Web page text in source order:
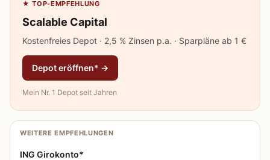
★ TOP-EMPFEHLUNG
Scalable Capital
Kostenfreies Depot · 2,5 % Zinsen p.a. · Sparpläne ab 1 €
Depot eröffnen* →
Mein Nr. 1 Depot seit Jahren
WEITERE EMPFEHLUNGEN
ING Girokonto*